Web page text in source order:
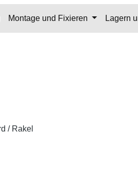
Montage und Fixieren Lagern